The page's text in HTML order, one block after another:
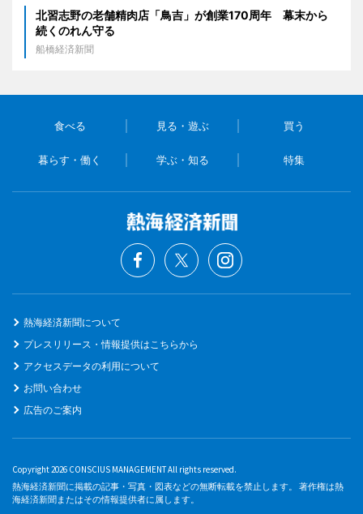
北習志野の老舗精肉店「鳥吉」が創業170周年 幕末から
続くのれん守る
船橋経済新聞
食べる 見る・遊ぶ 買う
暮らす・働く 学ぶ・知る 特集
熱海経済新聞について
プレスリリース・情報提供はこちらから
アクセスデータの利用について
お問い合わせ
広告のご案内
Copyright 2026 CONSCIUS MANAGEMENT All rights reserved.
熱海経済新聞に掲載の記事・写真・図表などの無断転載を禁止します。 著作権は熱
海経済新聞またはその情報提供者に属します。